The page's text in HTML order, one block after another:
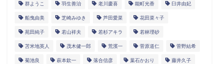
群ようこ 羽生善治 老川慶喜 能町光香 臼井由妃
船曳由美 芝崎みゆき 芦田愛菜 花田菜々子
苑田純子 若山祥夫 若杉アキラ 若林理砂
苫米地英人 茂木健一郎 荒濱一 菅原道仁 菅野結希
菊池良 萩本欽一 落合信彦 葉石かおり 藤井久子